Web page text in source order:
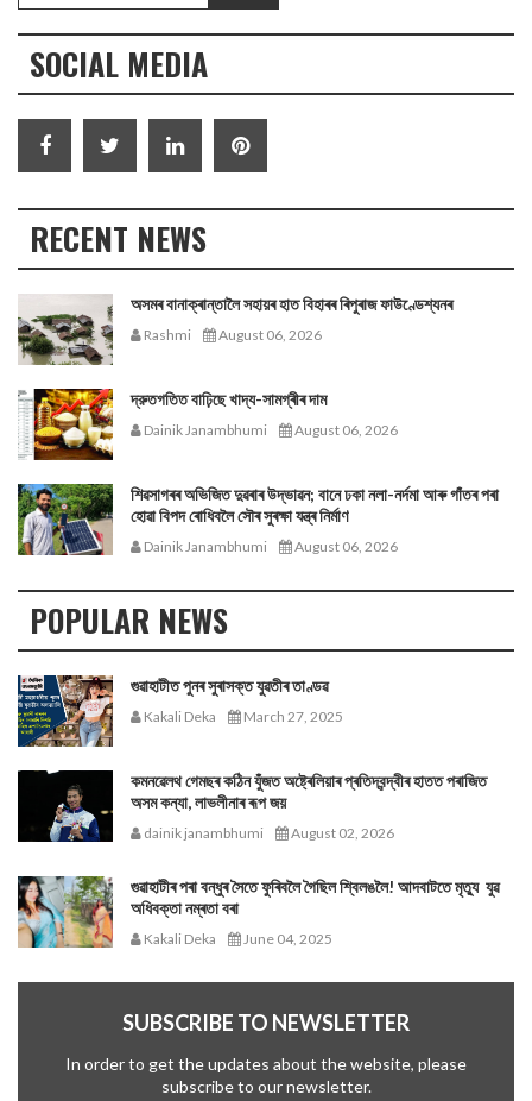
SOCIAL MEDIA
RECENT NEWS
অসমৰ বানাক্ৰান্তালৈ সহায়ৰ হাত বিহাৰৰ ৰিপুৰাজ ফাউণ্ডেশ্যনৰ
Rashmi August 06, 2026
দ্রুতগতিত বাঢ়িছে খাদ্য-সামগ্ৰীৰ দাম
Dainik Janambhumi August 06, 2026
শিৱসাগৰৰ অভিজিত দুৱৰাৰ উদ্ভাৱন; বানে ঢকা নলা-নৰ্দমা আৰু গাঁতৰ পৰা
হোৱা বিপদ ৰোধিবলৈ সৌৰ সুৰক্ষা যন্ত্ৰ নিৰ্মাণ
Dainik Janambhumi August 06, 2026
POPULAR NEWS
গুৱাহাটীত পুনৰ সুৰাসক্ত যুৱতীৰ তাণ্ডৱ
Kakali Deka March 27, 2025
কমনৱেলথ গেমছৰ কঠিন যুঁজত অষ্ট্ৰেলিয়াৰ প্ৰতিদ্বন্দ্বীৰ হাতত পৰাজিত
অসম কন্যা, লাভলীনাৰ ৰূপ জয়
dainik janambhumi August 02, 2026
গুৱাহাটীৰ পৰা বন্ধুৰ সৈতে ফুৰিবলৈ গৈছিল শ্বিলঙলৈ! আদবাটতে মৃত্যু যুৱ
অধিবক্তা নম্ৰতা বৰা
Kakali Deka June 04, 2025
SUBSCRIBE TO NEWSLETTER
In order to get the updates about the website, please
subscribe to our newsletter.